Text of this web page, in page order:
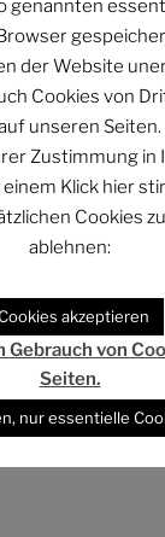
„Con Air –
Cage
genannten
der Website
Cookies von
unseren
Zustimmung in
Klick hier
Cookies
ablehnen:
akzeptieren
Gebrauch von
Seiten.
nur essentielle